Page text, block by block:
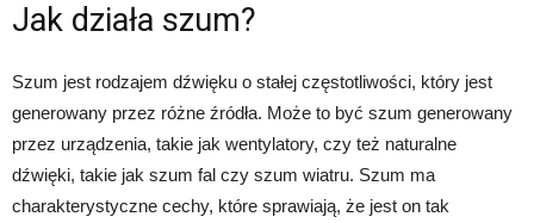
Jak działa szum?
Szum jest rodzajem dźwięku o stałej częstotliwości, który jest
generowany przez różne źródła. Może to być szum generowany
przez urządzenia, takie jak wentylatory, czy też naturalne
dźwięki, takie jak szum fal czy szum wiatru. Szum ma
charakterystyczne cechy, które sprawiają, że jest on tak